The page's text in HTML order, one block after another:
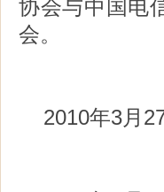
协会与中国电
会。
2010年3月